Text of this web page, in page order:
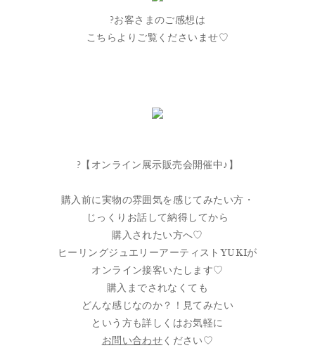
?お客さまのご感想は
こちらよりご覧くださいませ♡
?【オンライン展示販売会開催中♪】
購入前に実物の雰囲気を感じてみたい方・
じっくりお話して納得してから
購入されたい方へ♡
ヒーリングジュエリーアーティストYUKIが
オンライン接客いたします♡
購入までされなくても
どんな感じなのか？！見てみたい
という方も詳しくはお気軽に
お問い合わせください♡